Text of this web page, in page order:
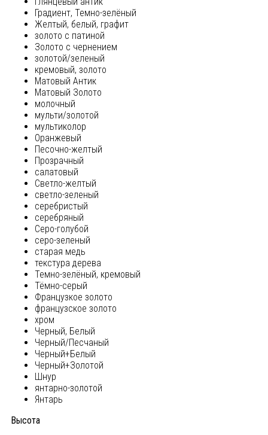
Градиент, Темно-зелёный
Желтый, белый, графит
золото с патиной
Золото с чернением
золотой/зеленый
кремовый, золото
Матовый Антик
Матовый Золото
молочный
мульти/золотой
мультиколор
Оранжевый
Песочно-желтый
Прозрачный
салатовый
Светло-желтый
светло-зеленый
серебристый
серебряный
Серо-голубой
серо-зеленый
старая медь
текстура дерева
Темно-зелёный, кремовый
Тёмно-серый
Французкое золото
французское золото
хром
Черный, Белый
Черный/Песчаный
Черный+Белый
Черный+Золотой
Шнур
янтарно-золотой
Янтарь
Высота